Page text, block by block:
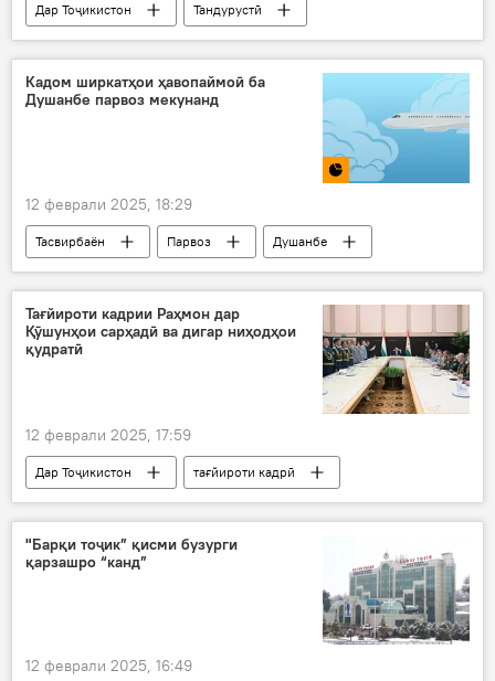
Дар Тоҷикистон
Тандурустӣ
ҷарроҳӣ
амалиёти ҷарроҳӣ
пизишк
Ҷамолиддин Абдуллозода
Кадом ширкатҳои ҳавопаймоӣ ба
Душанбе парвоз мекунанд
12 феврали 2025, 18:29
Тасвирбаён Парвоз
Душанбе
фурудгоҳ
Ширкатҳои ҳавоӣ
Тағйироти кадрии Раҳмон дар
Қӯшунҳои сарҳадӣ ва дигар ниҳодҳои
қудратӣ
12 феврали 2025, 17:59
Дар Тоҷикистон
тағйироти кадрӣ
Эмомалӣ Раҳмон
КДАМ
таъини кадрҳои нав
"Барқи тоҷик” қисми бузурги
қарзашро “канд”
12 феврали 2025, 16:49